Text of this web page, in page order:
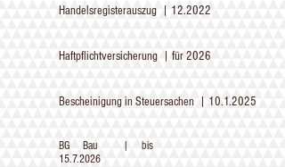
Handelsregisterauszug | 12.2022
Haftpflichtversicherung | für 2026
Bescheinigung in Steuersachen | 10.1.2025
BG Bau | bis
15.7.2026